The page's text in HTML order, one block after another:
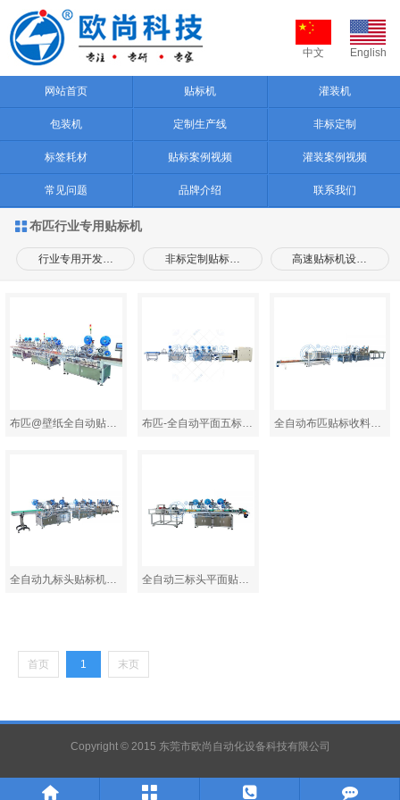
中文 English
网站首页 贴标机 灌装机
包装机 定制生产线 非标定制
标签耗材 贴标案例视频 灌装案例视频
常见问题 品牌介绍 联系我们
 布匹行业专用贴标机
行业专用开发… 非标定制贴标… 高速贴标机设…
布匹-全自动平面五标头… 全自动布匹贴标收料一…
全自动九标头贴标机AS… 全自动三标头平面贴标…
首页 1 末页
Copyright © 2015 东莞市欧尚自动化设备科技有限公司
   